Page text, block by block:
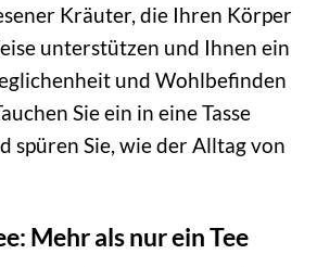
Kräuter, die Ihren Körper
unterstützen und Ihnen ein
und Wohlbefinden
Sie ein in eine Tasse
spüren Sie, wie der Alltag von
Mehr als nur ein Tee